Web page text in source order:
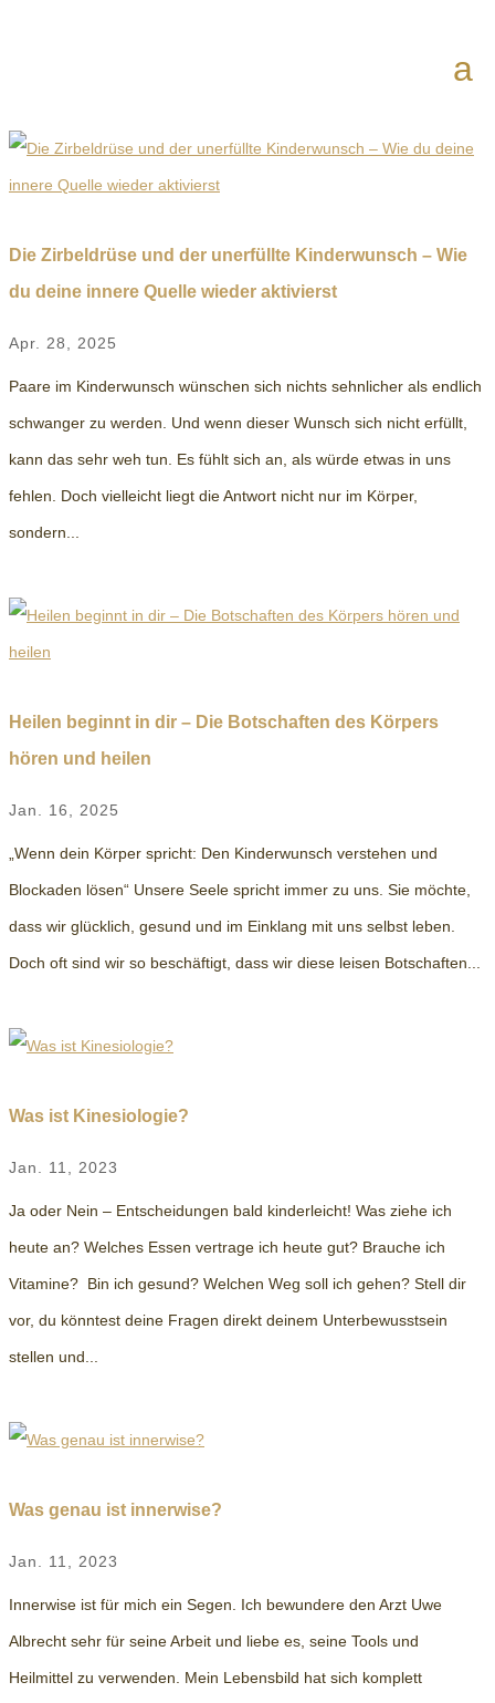
Die Zirbeldrüse und der unerfüllte Kinderwunsch – Wie
du deine innere Quelle wieder aktivierst
Apr. 28, 2025
Paare im Kinderwunsch wünschen sich nichts sehnlicher als endlich
schwanger zu werden. Und wenn dieser Wunsch sich nicht erfüllt,
kann das sehr weh tun. Es fühlt sich an, als würde etwas in uns
fehlen. Doch vielleicht liegt die Antwort nicht nur im Körper,
sondern...
Heilen beginnt in dir – Die Botschaften des Körpers
hören und heilen
Jan. 16, 2025
„Wenn dein Körper spricht: Den Kinderwunsch verstehen und
Blockaden lösen“ Unsere Seele spricht immer zu uns. Sie möchte,
dass wir glücklich, gesund und im Einklang mit uns selbst leben.
Doch oft sind wir so beschäftigt, dass wir diese leisen Botschaften...
Was ist Kinesiologie?
Jan. 11, 2023
Ja oder Nein – Entscheidungen bald kinderleicht! Was ziehe ich
heute an? Welches Essen vertrage ich heute gut? Brauche ich
Vitamine? Bin ich gesund? Welchen Weg soll ich gehen? Stell dir
vor, du könntest deine Fragen direkt deinem Unterbewusstsein
stellen und...
Was genau ist innerwise?
Jan. 11, 2023
Innerwise ist für mich ein Segen. Ich bewundere den Arzt Uwe
Albrecht sehr für seine Arbeit und liebe es, seine Tools und
Heilmittel zu verwenden. Mein Lebensbild hat sich komplett